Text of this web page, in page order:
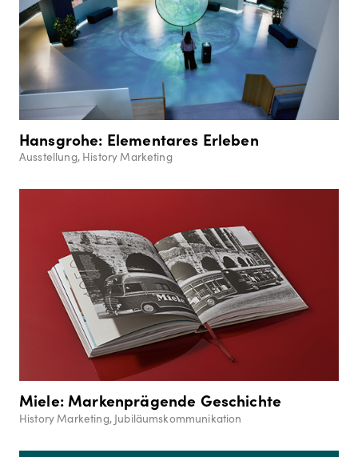
Hansgrohe: Elementares Erleben
Ausstellung, History Marketing
Miele: Markenprägende Geschichte
History Marketing, Jubiläumskommunikation